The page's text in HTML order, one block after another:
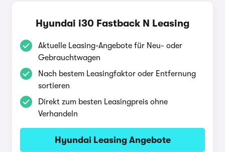
Hyundai i30 Fastback N Leasing
Aktuelle Leasing-Angebote für Neu- oder
Gebrauchtwagen
Nach bestem Leasingfaktor oder Entfernung
sortieren
Direkt zum besten Leasingpreis ohne
Verhandeln
Hyundai Leasing Angebote